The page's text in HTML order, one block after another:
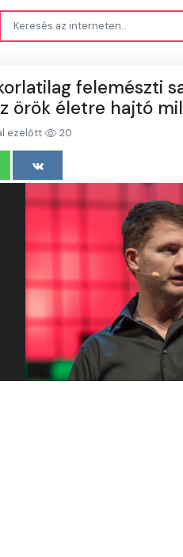
felemészti
örök életre hajtó
ezelőtt 20